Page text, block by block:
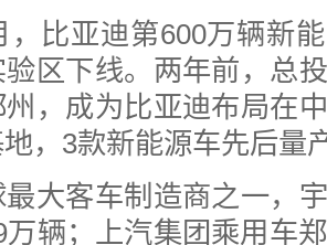
亚迪第600万辆新能
区下线。两年前，总
，成为比亚迪布局在
，3款新能源车先后量
客车制造商之一，宇
万辆；上汽集团乘用车